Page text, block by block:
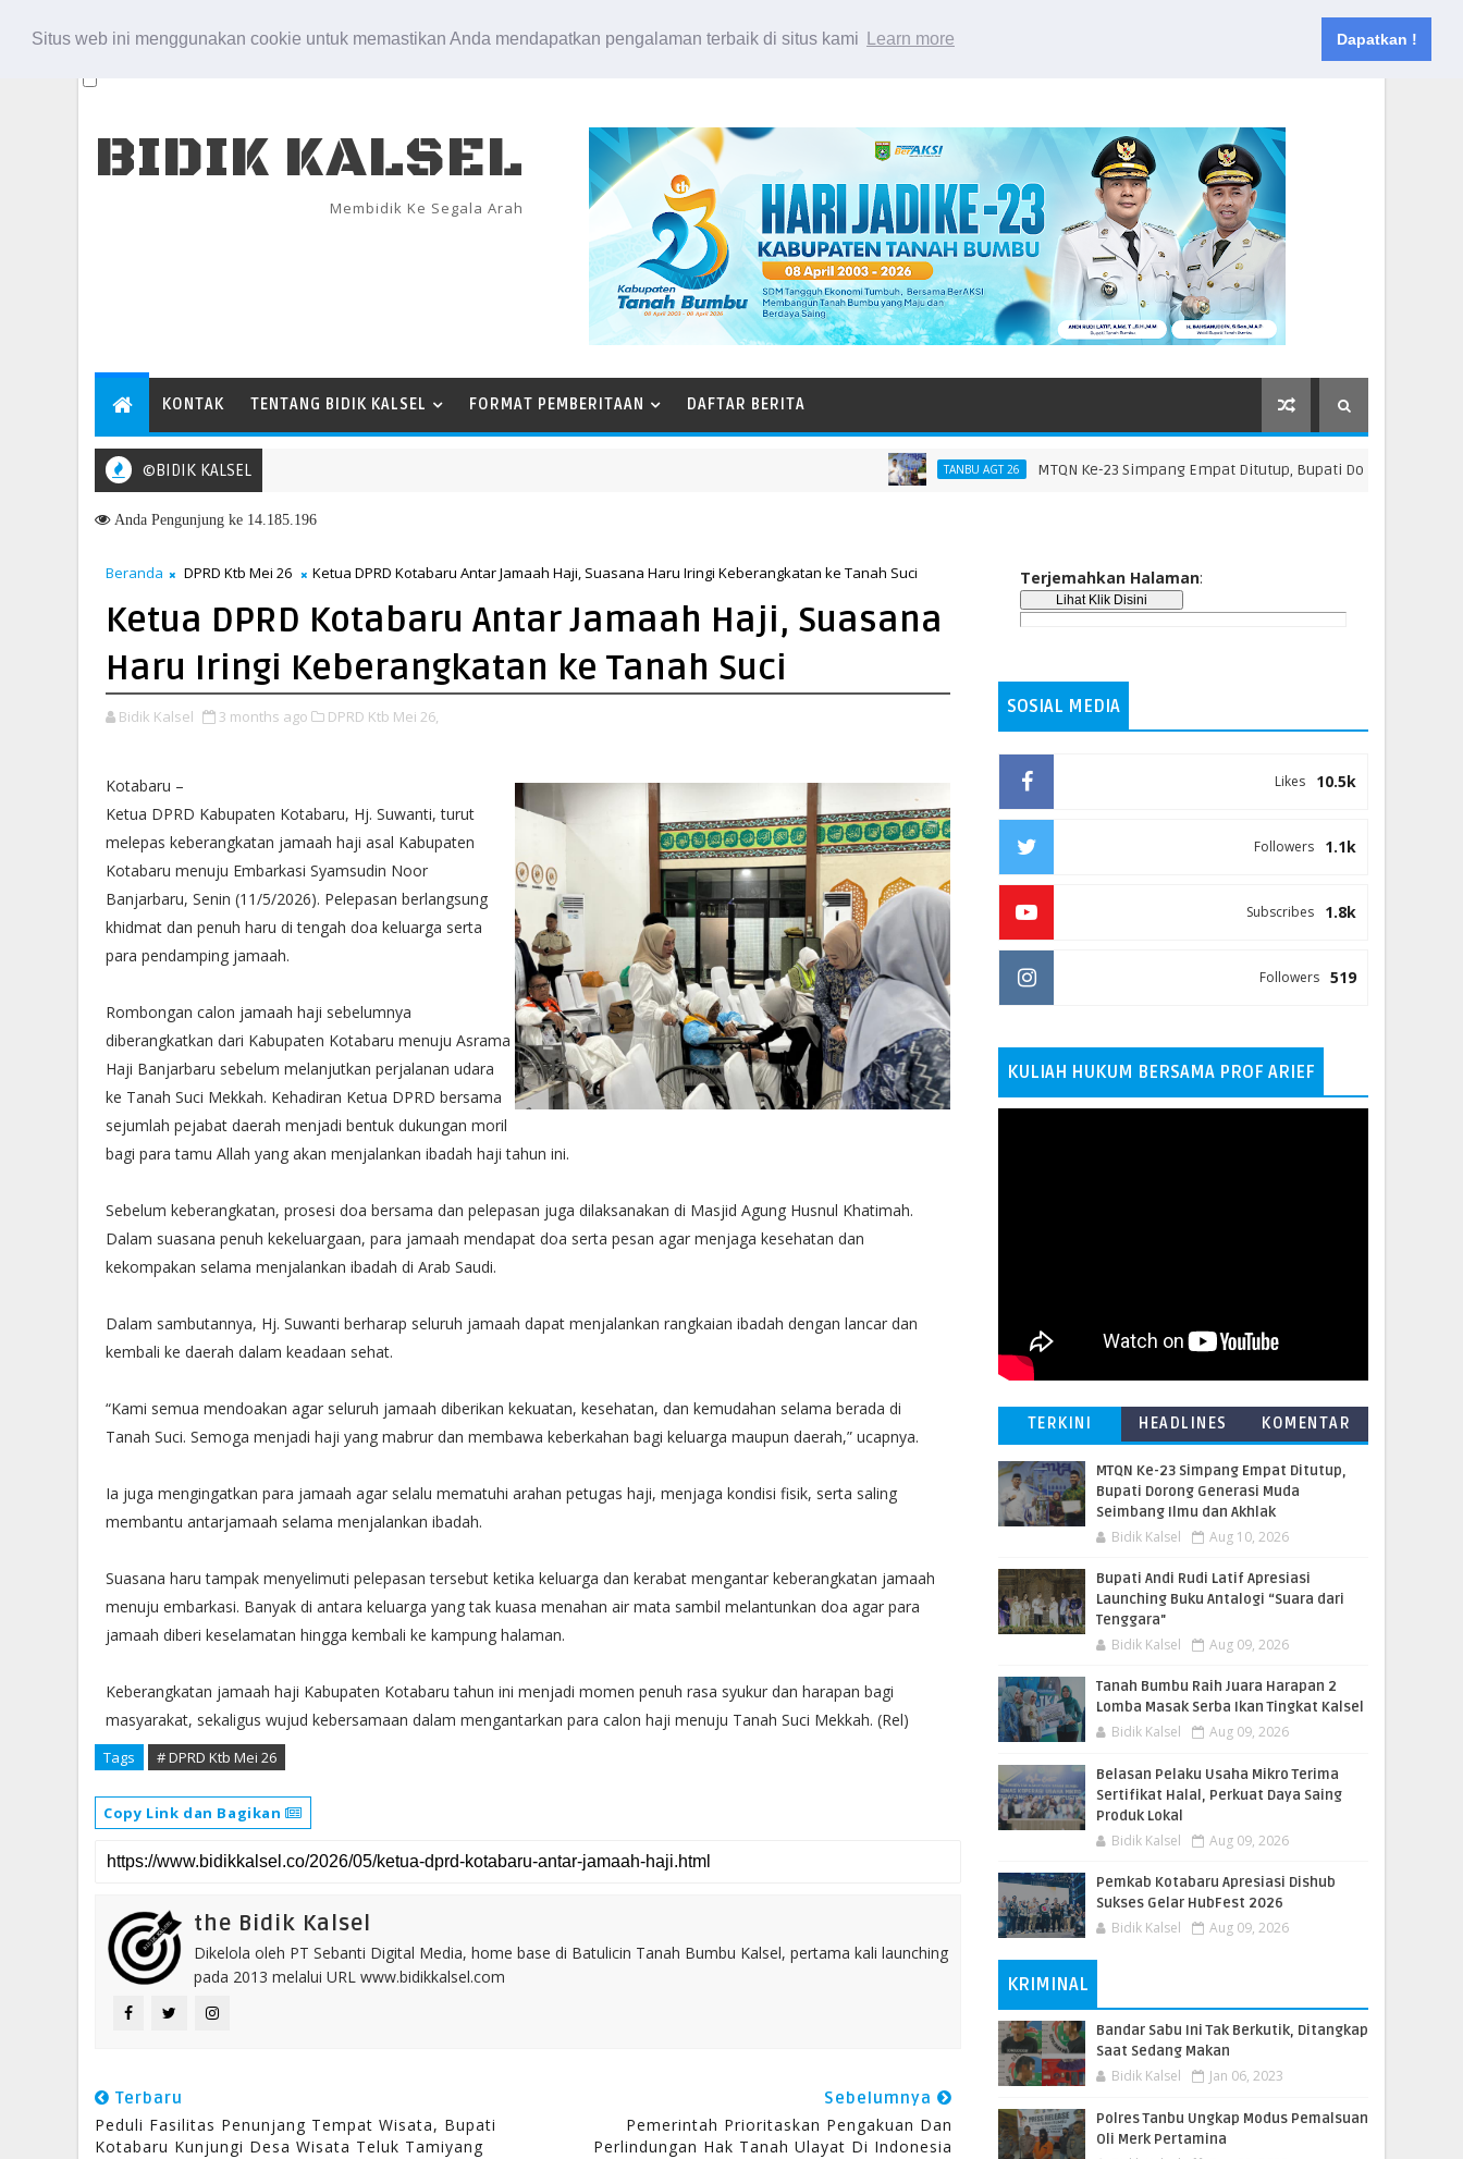
Situs web ini menggunakan cookie untuk memastikan Anda mendapatkan pengalaman terbaik di situs kami Learn more Dapatkan !
Kontak
BIDIK KALSEL
Membidik Ke Segala Arah
KONTAK TENTANG BIDIK KALSEL FORMAT PEMBERITAAN DAFTAR BERITA
©BIDIK KALSEL TANBU AGT 26 MTQN Ke-23 Simpang Empat Ditutup, Bupati Dorong Generasi
Dishub Sukses Gelar HubFest 2026
Anda Pengunjung ke 14.185.196
Beranda DPRD Ktb Mei 26 Ketua DPRD Kotabaru Antar Jamaah Haji, Suasana Haru Iringi Keberangkatan ke Tanah Suci
Ketua DPRD Kotabaru Antar Jamaah Haji, Suasana
Haru Iringi Keberangkatan ke Tanah Suci
Bidik Kalsel 3 months ago DPRD Ktb Mei 26,
Kotabaru –
Ketua DPRD Kabupaten Kotabaru, Hj. Suwanti, turut
melepas keberangkatan jamaah haji asal Kabupaten
Kotabaru menuju Embarkasi Syamsudin Noor
Banjarbaru, Senin (11/5/2026). Pelepasan berlangsung
khidmat dan penuh haru di tengah doa keluarga serta
para pendamping jamaah.
Rombongan calon jamaah haji sebelumnya
diberangkatkan dari Kabupaten Kotabaru menuju Asrama
Haji Banjarbaru sebelum melanjutkan perjalanan udara
ke Tanah Suci Mekkah. Kehadiran Ketua DPRD bersama
sejumlah pejabat daerah menjadi bentuk dukungan moril
bagi para tamu Allah yang akan menjalankan ibadah haji tahun ini.
Sebelum keberangkatan, prosesi doa bersama dan pelepasan juga dilaksanakan di Masjid Agung Husnul Khatimah.
Dalam suasana penuh kekeluargaan, para jamaah mendapat doa serta pesan agar menjaga kesehatan dan
kekompakan selama menjalankan ibadah di Arab Saudi.
Dalam sambutannya, Hj. Suwanti berharap seluruh jamaah dapat menjalankan rangkaian ibadah dengan lancar dan
kembali ke daerah dalam keadaan sehat.
“Kami semua mendoakan agar seluruh jamaah diberikan kekuatan, kesehatan, dan kemudahan selama berada di
Tanah Suci. Semoga menjadi haji yang mabrur dan membawa keberkahan bagi keluarga maupun daerah,” ucapnya.
Ia juga mengingatkan para jamaah agar selalu mematuhi arahan petugas haji, menjaga kondisi fisik, serta saling
membantu antarjamaah selama menjalankan ibadah.
Suasana haru tampak menyelimuti pelepasan tersebut ketika keluarga dan kerabat mengantar keberangkatan jamaah
menuju embarkasi. Banyak di antara keluarga yang tak kuasa menahan air mata sambil melantunkan doa agar para
jamaah diberi keselamatan hingga kembali ke kampung halaman.
Keberangkatan jamaah haji Kabupaten Kotabaru tahun ini menjadi momen penuh rasa syukur dan harapan bagi
masyarakat, sekaligus wujud kebersamaan dalam mengantarkan para calon haji menuju Tanah Suci Mekkah. (Rel)
Tags # DPRD Ktb Mei 26
Copy Link dan Bagikan
the Bidik Kalsel
Dikelola oleh PT Sebanti Digital Media, home base di Batulicin Tanah Bumbu Kalsel, pertama kali launching
pada 2013 melalui URL www.bidikkalsel.com
Terbaru
Peduli Fasilitas Penunjang Tempat Wisata, Bupati
Kotabaru Kunjungi Desa Wisata Teluk Tamiyang
Sebelumnya
Pemerintah Prioritaskan Pengakuan Dan
Perlindungan Hak Tanah Ulayat Di Indonesia
Terjemahkan Halaman:
SOSIAL MEDIA
10.5k
Likes
1.1k
Followers
1.8k
Subscribes
519
Followers
KULIAH HUKUM BERSAMA PROF ARIEF
TERKINI HEADLINES KOMENTAR
MTQN Ke-23 Simpang Empat Ditutup,
Bupati Dorong Generasi Muda
Seimbang Ilmu dan Akhlak
Bidik Kalsel Aug 10, 2026
Bupati Andi Rudi Latif Apresiasi
Launching Buku Antalogi “Suara dari
Tenggara"
Bidik Kalsel Aug 09, 2026
Tanah Bumbu Raih Juara Harapan 2
Lomba Masak Serba Ikan Tingkat Kalsel
Bidik Kalsel Aug 09, 2026
Belasan Pelaku Usaha Mikro Terima
Sertifikat Halal, Perkuat Daya Saing
Produk Lokal
Bidik Kalsel Aug 09, 2026
Pemkab Kotabaru Apresiasi Dishub
Sukses Gelar HubFest 2026
Bidik Kalsel Aug 09, 2026
KRIMINAL
Bandar Sabu Ini Tak Berkutik, Ditangkap
Saat Sedang Makan
Bidik Kalsel Jan 06, 2023
Polres Tanbu Ungkap Modus Pemalsuan
Oli Merk Pertamina